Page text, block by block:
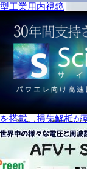
型工業用内視鏡
を搭載 損失解析が
MIL-STD-461G
置された機器の感
それらに耐える能
TBRS101ループ
TBRS101-RXフ